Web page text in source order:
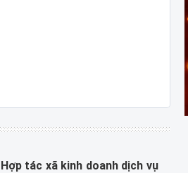
Hợp tác xã kinh doanh dịch vụ